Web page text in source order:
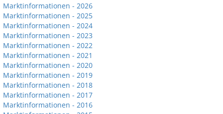
Marktinformationen - 2026
Marktinformationen - 2025
Marktinformationen - 2024
Marktinformationen - 2023
Marktinformationen - 2022
Marktinformationen - 2021
Marktinformationen - 2020
Marktinformationen - 2019
Marktinformationen - 2018
Marktinformationen - 2017
Marktinformationen - 2016